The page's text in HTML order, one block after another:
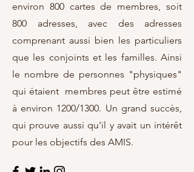
environ 800 cartes de membres, soit
800 adresses, avec des adresses
comprenant aussi bien les particuliers
que les conjoints et les familles. Ainsi
le nombre de personnes "physiques"
qui étaient membres peut être estimé
à environ 1200/1300. Un grand succès,
qui prouve aussi qu'il y avait un intérêt
pour les objectifs des AMIS.